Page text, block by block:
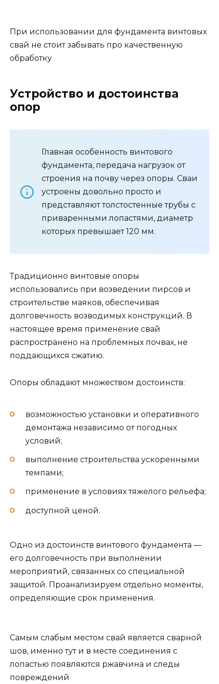
При использовании для фундамента винтовых
свай не стоит забывать про качественную
обработку
Устройство и достоинства
опор
Главная особенность винтового
фундамента, передача нагрузок от
строения на почву через опоры. Сваи
устроены довольно просто и
представляют толстостенные трубы с
приваренными лопастями, диаметр
которых превышает 120 мм.
Традиционно винтовые опоры
использовались при возведении пирсов и
строительстве маяков, обеспечивая
долговечность возводимых конструкций. В
настоящее время применение свай
распространено на проблемных почвах, не
поддающихся сжатию.
Опоры обладают множеством достоинств:
возможностью установки и оперативного
демонтажа независимо от погодных
условий;
выполнение строительства ускоренными
темпами;
применение в условиях тяжелого рельефа;
доступной ценой.
Одно из достоинств винтового фундамента —
его долговечность при выполнении
мероприятий, связанных со специальной
защитой. Проанализируем отдельно моменты,
определяющие срок применения.
Самым слабым местом свай является сварной
шов, именно тут и в месте соединения с
лопастью появляются ржавчина и следы
повреждений